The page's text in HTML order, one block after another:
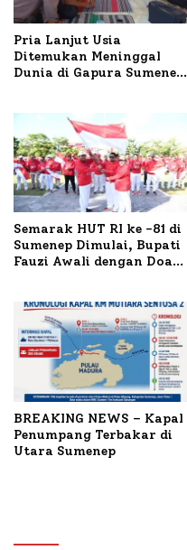
Pria Lanjut Usia
Ditemukan Meninggal
Dunia di Gapura Sumenep,
Semarak HUT RI ke -81 di
Sumenep Dimulai, Bupati
Fauzi Awali dengan Doa
BREAKING NEWS – Kapal
Penumpang Terbakar di
Utara Sumenep